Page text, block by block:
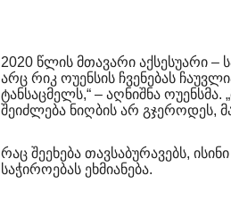
2020 წლის მთავარი აქსესუარი –
არც რიკ ოუენსის ჩვენებას
ტანსაცმელს,“ – აღნიშნა
შეიძლება ნიღბის არ გჯეროდეს,
რაც შეეხება თავსაბურავებს,
საჭიროებას ეხმიანება.